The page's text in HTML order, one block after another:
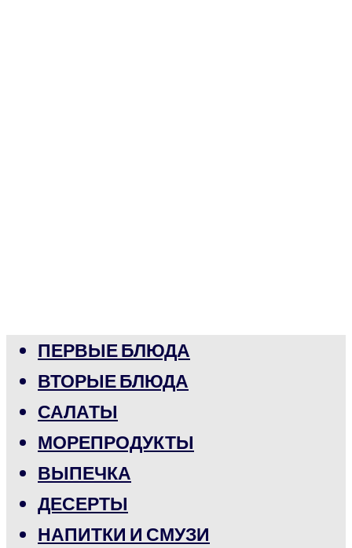
ПЕРВЫЕ БЛЮДА
ВТОРЫЕ БЛЮДА
САЛАТЫ
МОРЕПРОДУКТЫ
ВЫПЕЧКА
ДЕСЕРТЫ
НАПИТКИ И СМУЗИ